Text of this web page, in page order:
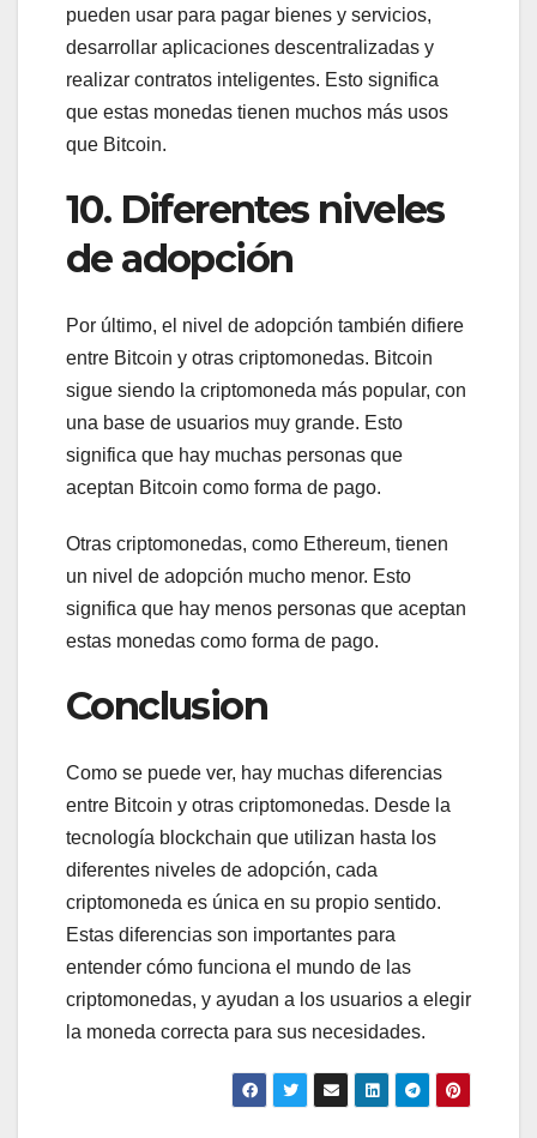
pueden usar para pagar bienes y servicios,
desarrollar aplicaciones descentralizadas y
realizar contratos inteligentes. Esto significa
que estas monedas tienen muchos más usos
que Bitcoin.
10. Diferentes niveles
de adopción
Por último, el nivel de adopción también difiere
entre Bitcoin y otras criptomonedas. Bitcoin
sigue siendo la criptomoneda más popular, con
una base de usuarios muy grande. Esto
significa que hay muchas personas que
aceptan Bitcoin como forma de pago.
Otras criptomonedas, como Ethereum, tienen
un nivel de adopción mucho menor. Esto
significa que hay menos personas que aceptan
estas monedas como forma de pago.
Conclusion
Como se puede ver, hay muchas diferencias
entre Bitcoin y otras criptomonedas. Desde la
tecnología blockchain que utilizan hasta los
diferentes niveles de adopción, cada
criptomoneda es única en su propio sentido.
Estas diferencias son importantes para
entender cómo funciona el mundo de las
criptomonedas, y ayudan a los usuarios a elegir
la moneda correcta para sus necesidades.